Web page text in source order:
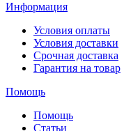
Информация
Условия оплаты
Условия доставки
Срочная доставка
Гарантия на товар
Помощь
Помощь
Статьи